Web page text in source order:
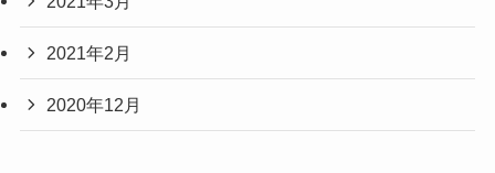
2021年2月
2020年12月